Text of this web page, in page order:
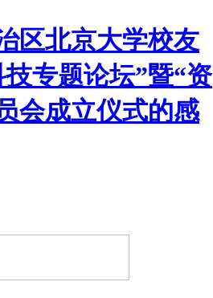
区北京大学校友
专题论坛”暨“资
会成立仪式的感